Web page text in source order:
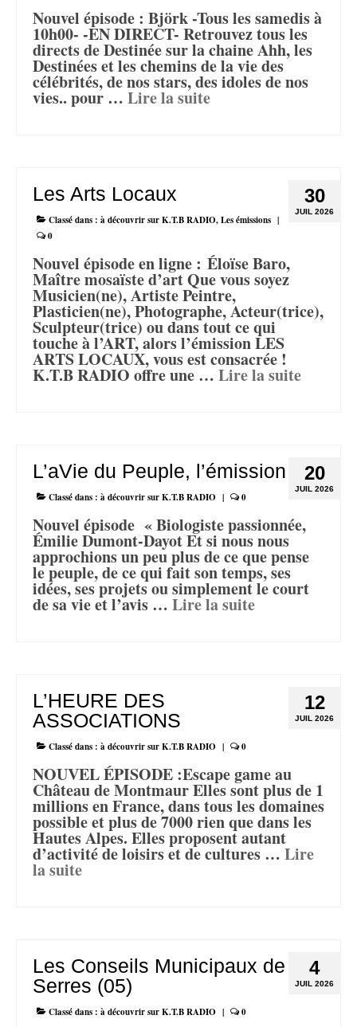
Nouvel épisode : Björk -Tous les samedis à
10h00- -EN DIRECT- Retrouvez tous les
directs de Destinée sur la chaine Ahh, les
Destinées et les chemins de la vie des
célébrités, de nos stars, des idoles de nos
vies.. pour … Lire la suite­­
30
JUIL 2026
Les Arts Locaux
Classé dans : à découvrir sur K.T.B RADIO,Les émissions |
0
Nouvel épisode en ligne : Éloïse Baro,
Maître mosaïste d’art Que vous soyez
Musicien(ne), Artiste Peintre,
Plasticien(ne), Photographe, Acteur(trice),
Sculpteur(trice) ou dans tout ce qui
touche à l’ART, alors l’émission LES
ARTS LOCAUX, vous est consacrée !
K.T.B RADIO offre une … Lire la suite­­
20
JUIL 2026
L’aVie du Peuple, l’émission
Classé dans : à découvrir sur K.T.B RADIO | 0
Nouvel épisode « Biologiste passionnée,
Émilie Dumont-Dayot Et si nous nous
approchions un peu plus de ce que pense
le peuple, de ce qui fait son temps, ses
idées, ses projets ou simplement le court
de sa vie et l’avis … Lire la suite­­
12
JUIL 2026
L’HEURE DES
ASSOCIATIONS
Classé dans : à découvrir sur K.T.B RADIO | 0
NOUVEL ÉPISODE :Escape game au
Château de Montmaur Elles sont plus de 1
millions en France, dans tous les domaines
possible et plus de 7000 rien que dans les
Hautes Alpes. Elles proposent autant
d’activité de loisirs et de cultures … Lire
la suite­­
4
JUIL 2026
Les Conseils Municipaux de
Serres (05)
Classé dans : à découvrir sur K.T.B RADIO | 0